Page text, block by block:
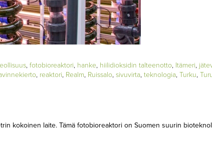
, fotobioreaktori, hanke, hiilidioksidin talteenotto, Itämeri,
, reaktori, Realm, Ruissalo, sivuvirta, teknologia, Turku,
kokoinen laite. Tämä fotobioreaktori on Suomen suurin